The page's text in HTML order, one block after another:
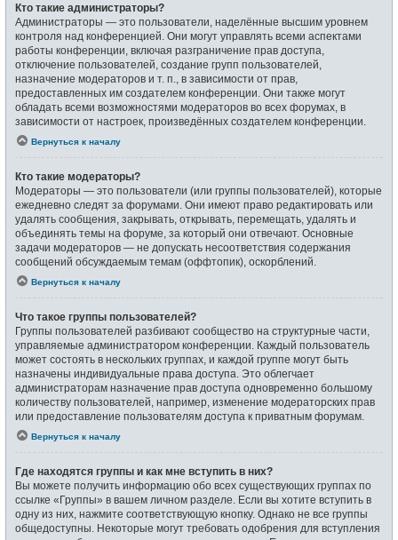
Кто такие администраторы?
Администраторы — это пользователи, наделённые высшим уровнем
контроля над конференцией. Они могут управлять всеми аспектами
работы конференции, включая разграничение прав доступа,
отключение пользователей, создание групп пользователей,
назначение модераторов и т. п., в зависимости от прав,
предоставленных им создателем конференции. Они также могут
обладать всеми возможностями модераторов во всех форумах, в
зависимости от настроек, произведённых создателем конференции.
Вернуться к началу
Кто такие модераторы?
Модераторы — это пользователи (или группы пользователей), которые
ежедневно следят за форумами. Они имеют право редактировать или
удалять сообщения, закрывать, открывать, перемещать, удалять и
объединять темы на форуме, за который они отвечают. Основные
задачи модераторов — не допускать несоответствия содержания
сообщений обсуждаемым темам (оффтопик), оскорблений.
Вернуться к началу
Что такое группы пользователей?
Группы пользователей разбивают сообщество на структурные части,
управляемые администратором конференции. Каждый пользователь
может состоять в нескольких группах, и каждой группе могут быть
назначены индивидуальные права доступа. Это облегчает
администраторам назначение прав доступа одновременно большому
количеству пользователей, например, изменение модераторских прав
или предоставление пользователям доступа к приватным форумам.
Вернуться к началу
Где находятся группы и как мне вступить в них?
Вы можете получить информацию обо всех существующих группах по
ссылке «Группы» в вашем личном разделе. Если вы хотите вступить в
одну из них, нажмите соответствующую кнопку. Однако не все группы
общедоступны. Некоторые могут требовать одобрения для вступления